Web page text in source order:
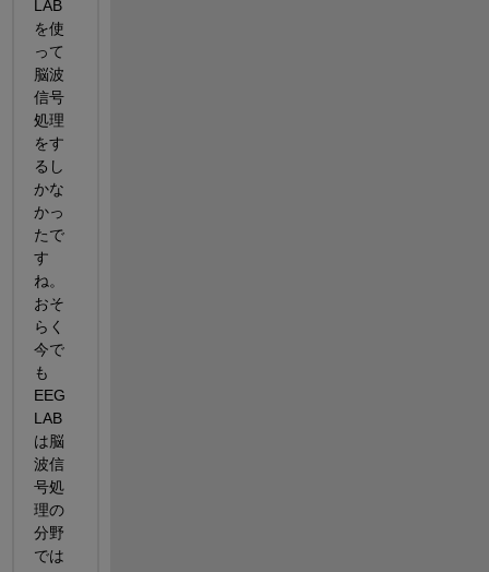
LAB
を使
って
脳波
信号
処理
をす
るし
かな
かっ
たで
す
ね。
おそ
らく
今で
も
EEG
LAB
は脳
波信
号処
理の
分野
では